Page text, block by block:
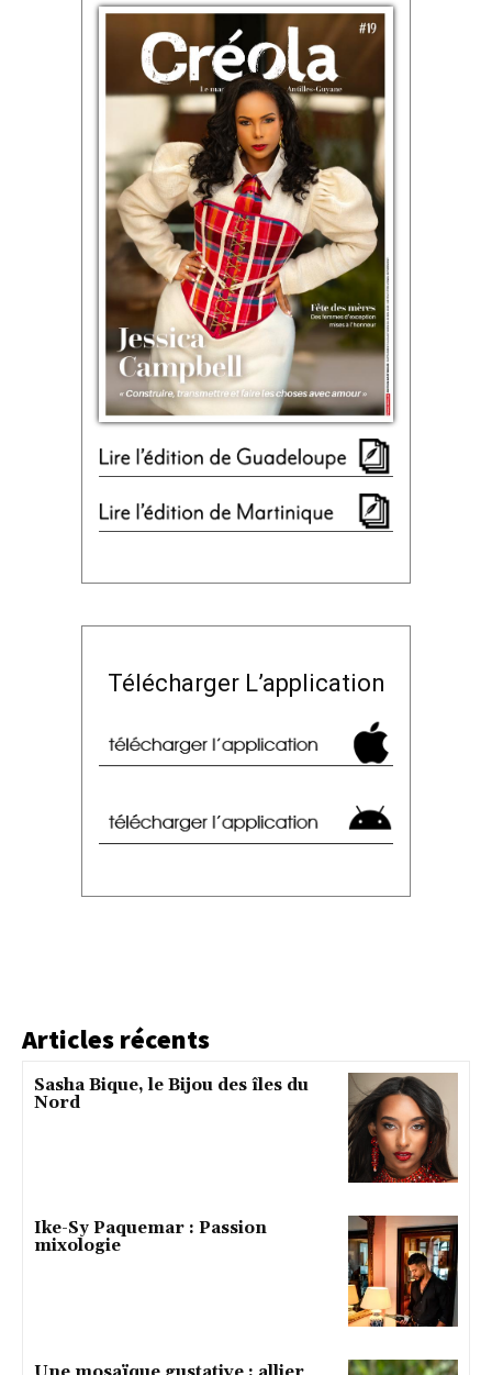
Télécharger L’application
Articles récents
Sasha Bique, le Bijou des îles du
Nord
Ike-Sy Paquemar : Passion
mixologie